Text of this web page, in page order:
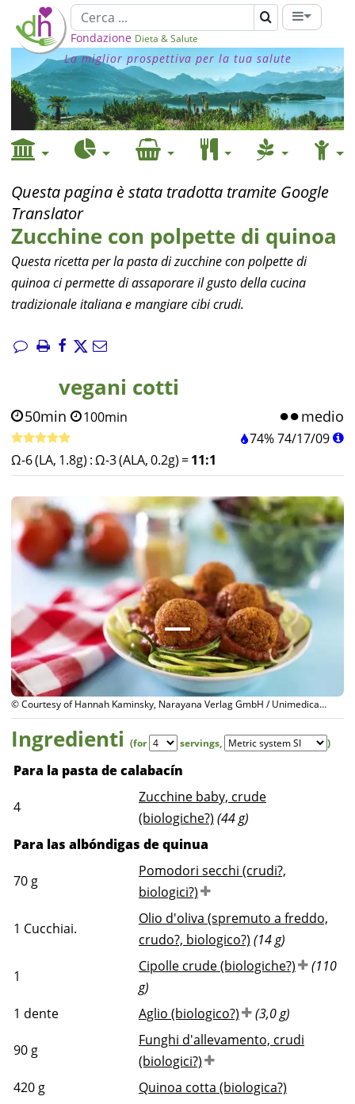
Fondazione Dieta & Salute
La miglior prospettiva per la tua salute
Questa pagina è stata tradotta tramite Google
Translator
Zucchine con polpette di quinoa
Questa ricetta per la pasta di zucchine con polpette di
quinoa ci permette di assaporare il gusto della cucina
tradizionale italiana e mangiare cibi crudi.
vegani cotti
50min 100min medio
74%74/17/09
Ω-6 (LA, 1.8g) :Ω-3 (ALA, 0.2g) =11:1
© Courtesy of Hannah Kaminsky, Narayana Verlag GmbH / Unimedica
Verlag
Ingredienti (for servings, )
Para la pasta de calabacín
4
Zucchine baby, crude
(biologiche?) (44 g)
Para las albóndigas de quinua
70 g
Pomodori secchi (crudi?,
biologici?)
1 Cucchiai.
Olio d'oliva (spremuto a freddo,
crudo?, biologico?) (14 g)
1
Cipolle crude (biologiche?)
(110
g)
1 dente Aglio (biologico?) (3,0 g)
90 g
Funghi d'allevamento, crudi
(biologici?)
420 g Quinoa cotta (biologica?)